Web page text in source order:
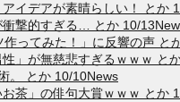
イデアが素晴らしい！ とか
衝撃的すぎる… とか 10/
ってみた！」に反響の声 と
」が無慈悲すぎるｗｗｗ と
。 とか 10/10News
茶」の俳句大賞ｗｗｗ とか